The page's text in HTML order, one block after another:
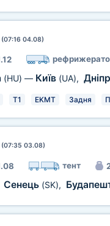
04.08)
(HU) — Київ (UA),
T1 EKMT Задня
(07:35 03.08)
тент
Сенець (SK),